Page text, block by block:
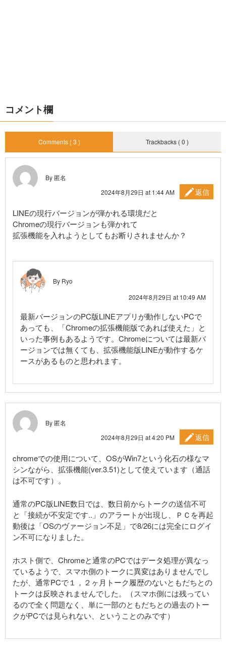
コメント欄
Comments ( 3 ) Trackbacks ( 0 )
By 匿名
2024年8月29日 at 1:44 AM
返信
LINEの現行バージョンが弾かれる環境だと
Chromeの現行バージョンも弾かれて
拡張機能を入れようとしてもお断りされませんか？
By Ryo
2024年8月29日 at 10:49 AM
最新バージョンのPC版LINEアプリが動作しないPCで
あっても、「Chromeの拡張機能版であれば使えた」と
いった事例もあるようです。Chromeについては最新バ
ージョンでは無くても、拡張機能版LINEが動作するケ
ースがあるものと思われます。
By 匿名
2024年8月29日 at 4:20 PM
返信
chromeでの使用について、OSがWin7という化石の様なマ
シンながら、拡張機能(ver.3.51)として使えています（通話
は不可です）。
通常のPC版LINE数日では、数日前からトークの送信不可
と「接続が不安定です..」のアラートが出現し、ＰＣを再起
動後は「OSのヴァージョン不足」で8/26には完全にログイ
ン不可になりました。
ホスト側で、Chromeと通常のPCではデータ処理が異なっ
ているようで、スマホ側のトークに異変はありませんでし
たが、通常PCで１，２ヶ月トーク履歴のないともだちとの
トークは反映されませんでした。（スマホ側には残ってい
るので全く問題なく、単に一部のともだちとの過去のトー
クがPCでは見られない、ということのみです）